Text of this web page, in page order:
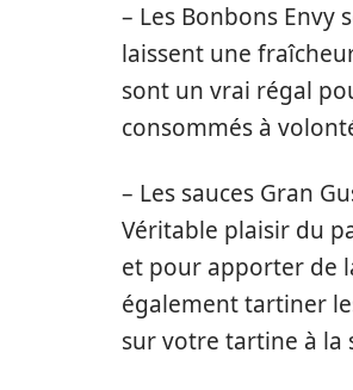
– Les Bonbons Envy
laissent une
sont un vrai régal
consommés à
– Les sauces Gran
Véritable plaisir du
et pour apporter de
également tartiner
sur votre tartine à la